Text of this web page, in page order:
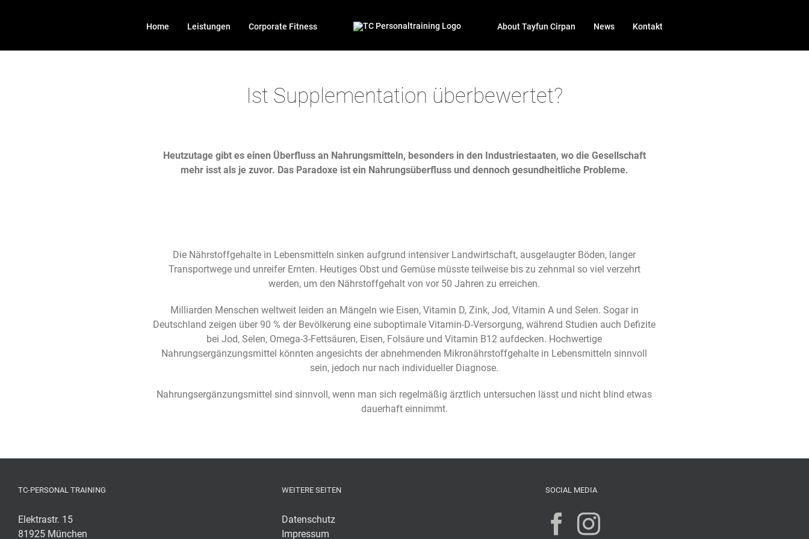
Home Leistungen Corporate Fitness About Tayfun Cirpan News Kontakt
Ist Supplementation überbewertet?
Heutzutage gibt es einen Überfluss an Nahrungsmitteln, besonders in den Industriestaaten, wo die Gesellschaft
mehr isst als je zuvor. Das Paradoxe ist ein Nahrungsüberfluss und dennoch gesundheitliche Probleme.
Die Nährstoffgehalte in Lebensmitteln sinken aufgrund intensiver Landwirtschaft, ausgelaugter Böden, langer
Transportwege und unreifer Ernten. Heutiges Obst und Gemüse müsste teilweise bis zu zehnmal so viel verzehrt
werden, um den Nährstoffgehalt von vor 50 Jahren zu erreichen.
Milliarden Menschen weltweit leiden an Mängeln wie Eisen, Vitamin D, Zink, Jod, Vitamin A und Selen. Sogar in
Deutschland zeigen über 90 % der Bevölkerung eine suboptimale Vitamin-D-Versorgung, während Studien auch Defizite
bei Jod, Selen, Omega-3-Fettsäuren, Eisen, Folsäure und Vitamin B12 aufdecken. Hochwertige
Nahrungsergänzungsmittel könnten angesichts der abnehmenden Mikronährstoffgehalte in Lebensmitteln sinnvoll
sein, jedoch nur nach individueller Diagnose.
Nahrungsergänzungsmittel sind sinnvoll, wenn man sich regelmäßig ärztlich untersuchen lässt und nicht blind etwas
dauerhaft einnimmt.
TC-PERSONAL TRAINING
Elektrastr. 15
81925 München
WEITERE SEITEN
Datenschutz
Impressum
SOCIAL MEDIA